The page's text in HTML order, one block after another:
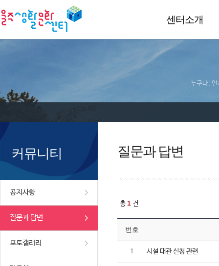
센터소개
누구나, 언
커뮤니티
공지사항
질문과 답변
포토갤러리
질문과 답변
총1 건
번호
1 시설 대관 신청 관련